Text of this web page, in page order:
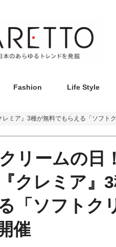
Fashion Life Style
ミア』3種が無料でもらえる「ソフト
リームの日！
クレミア』
「ソフトク
催